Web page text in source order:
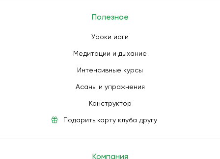
Полезное
Уроки йоги
Медитации и дыхание
Интенсивные курсы
Асаны и упражнения
Конструктор
Подарить карту клуба другу
Компания